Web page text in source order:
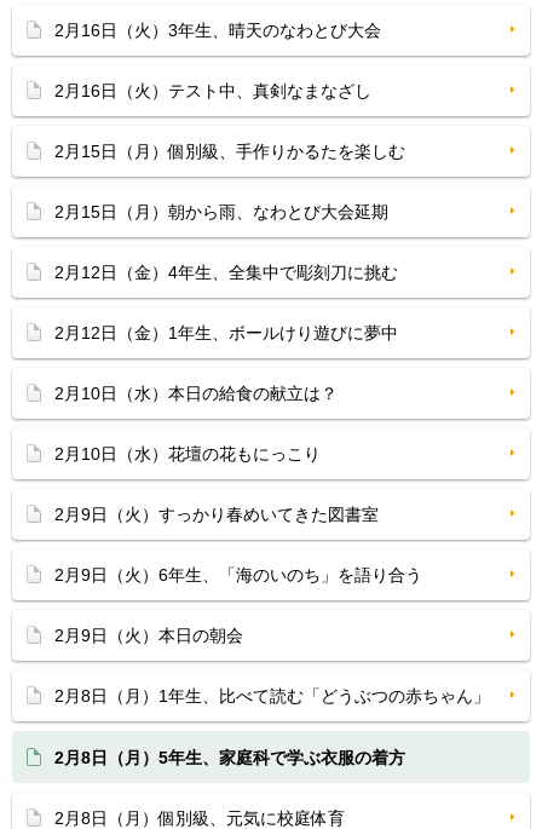
2月16日（火）3年生、晴天のなわとび大会
2月16日（火）テスト中、真剣なまなざし
2月15日（月）個別級、手作りかるたを楽しむ
2月15日（月）朝から雨、なわとび大会延期
2月12日（金）4年生、全集中で彫刻刀に挑む
2月12日（金）1年生、ボールけり遊びに夢中
2月10日（水）本日の給食の献立は？
2月10日（水）花壇の花もにっこり
2月9日（火）すっかり春めいてきた図書室
2月9日（火）6年生、「海のいのち」を語り合う
2月9日（火）本日の朝会
2月8日（月）1年生、比べて読む「どうぶつの赤ちゃん」
2月8日（月）5年生、家庭科で学ぶ衣服の着方
2月8日（月）個別級、元気に校庭体育